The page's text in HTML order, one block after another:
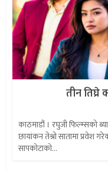
तीन तिघ्रे
काठमाडौं । रघुजी फिल्म्सको
छायांकन तेश्रो सातामा प्रवेश
सापकोटाको...